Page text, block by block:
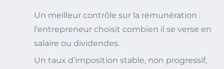
Un meilleur contrôle sur la rémunération :
l’entrepreneur choisit combien il se verse en
salaire ou dividendes.
Un taux d’imposition stable, non progressif,